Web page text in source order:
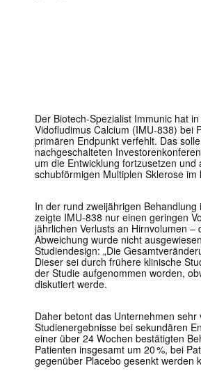
Der Biotech-Spezialist Immunic hat
Vidofludimus Calcium (IMU-838) bei
primären Endpunkt verfehlt. Das
nachgeschalteten
um die Entwicklung fortzusetzen
schubförmigen Multiplen Sklerose
In der rund zweijährigen
zeigte IMU-838 nur einen geringen
jährlichen Verlusts an Hirnvolumen
Abweichung wurde nicht
Studiendesign: „Die
Dieser sei durch frühere klinische
der Studie aufgenommen worden,
diskutiert werde.
Daher betont das Unternehmen
Studienergebnisse bei sekundären
einer über 24 Wochen bestätigten
Patienten insgesamt um 20 %, bei
gegenüber Placebo gesenkt werden